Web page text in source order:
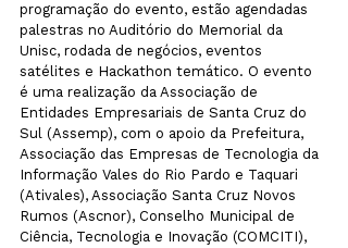
programação do evento, estão agendadas
palestras no Auditório do Memorial da
Unisc, rodada de negócios, eventos
satélites e Hackathon temático. O evento
é uma realização da Associação de
Entidades Empresariais de Santa Cruz do
Sul (Assemp), com o apoio da Prefeitura,
Associação das Empresas de Tecnologia da
Informação Vales do Rio Pardo e Taquari
(Ativales), Associação Santa Cruz Novos
Rumos (Ascnor), Conselho Municipal de
Ciência, Tecnologia e Inovação (COMCITI),